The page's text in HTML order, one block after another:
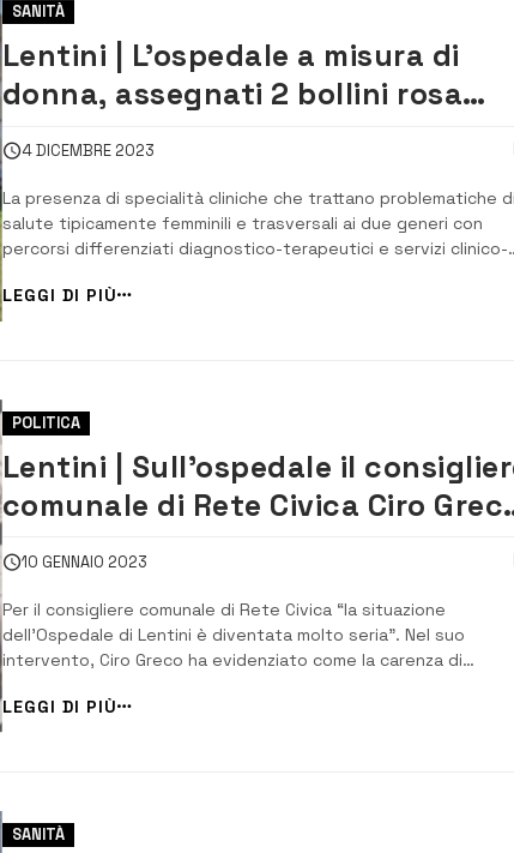
SANITÀ
Lentini | L’ospedale a misura di
donna, assegnati 2 bollini rosa
dalla Fondazione Onda
4 DICEMBRE 2023
La presenza di specialità cliniche che trattano problematiche di
salute tipicamente femminili e trasversali ai due generi con
percorsi differenziati diagnostico-terapeutici e servizi clinico-
multidisciplinare ha permesso, all’ospedale di Lentini, di
insieme ad altri ospeda...
LEGGI DI PIÙ
POLITICA
Lentini | Sull’ospedale il
comunale di Rete Civica Ciro
lancia una ‘class action’
10 GENNAIO 2023
Per il consigliere comunale di Rete Civica “la situazione
dell’Ospedale di Lentini è diventata molto seria”. Nel suo
intervento, Ciro Greco ha evidenziato come la carenza di
compromettono i servizi che devono essere garantiti ai cittadini
per tutelare il diritto alla salute....
LEGGI DI PIÙ
SANITÀ